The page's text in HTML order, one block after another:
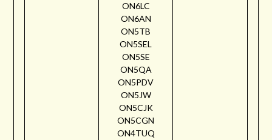
ON6LC
ON6AN
ON5TB
ON5SEL
ON5SE
ON5QA
ON5PDV
ON5JW
ON5CJK
ON5CGN
ON4TUQ